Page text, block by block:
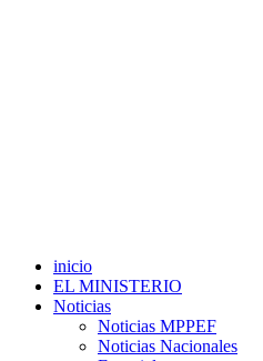
inicio
EL MINISTERIO
Noticias
Noticias MPPEF
Noticias Nacionales